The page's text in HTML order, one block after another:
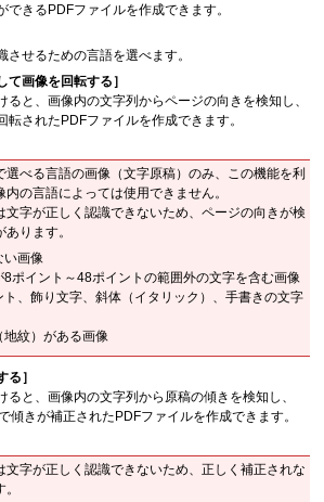
できる PDFファイルを作成できます。
させるための言語を選べます。
て画像を回転する］
ると、画像内の文字列からページの向きを検知し、
転された PDFファイルを作成できます。
選べる言語の画像（文字原稿）のみ、この機能を利
内の言語によっては使用できません。
文字が正しく認識できないため、ページの向きが検
ります。
い画像
8ポイント～48ポイントの範囲外の文字を含む画像
ト、飾り文字、斜体（イタリック）、手書きの文字
地紋）がある画像
る］
ると、画像内の文字列から原稿の傾きを検知し、
傾きが補正された PDFファイルを作成できます。
文字が正しく認識できないため、正しく補正されな